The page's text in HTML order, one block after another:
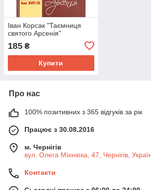
Іван Корсак "Таємниця
святого Арсенія"
185 ₴
Купити
Про нас
100% позитивних з 365 відгуків за рік
Працює з 30.08.2016
м. Чернігів
вул. Олега Міхнюка, 47, Чернігів,
Контакти